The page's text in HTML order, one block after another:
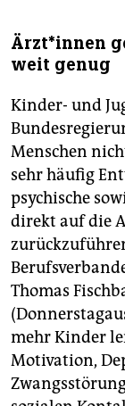
Ärz­t*in­nen
weit genug
Kinder- und
Menschen
sehr häufig
psychische
direkt auf die
Thomas
mehr Kinder
Motivation,